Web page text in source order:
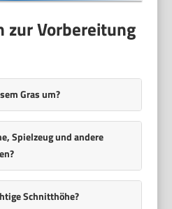
zur Vorbereitung
Gras um?
Spielzeug und andere
Schnitthöhe?